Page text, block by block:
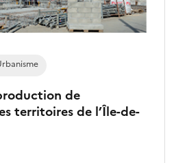
de
territoires de l’Île-de-